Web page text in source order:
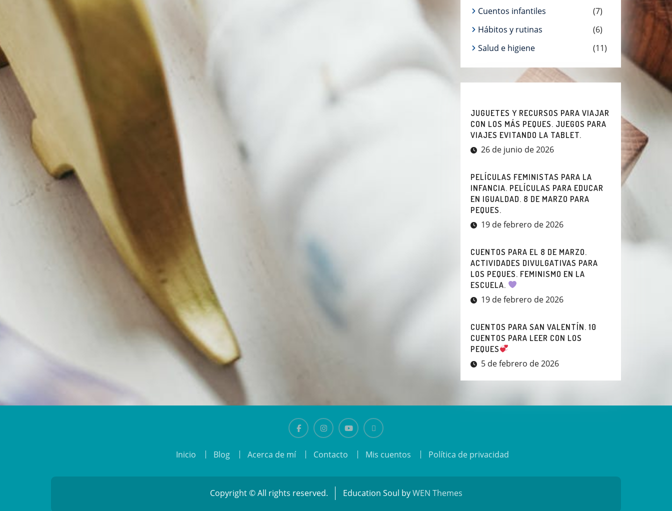
Cuentos infantiles
(7)
Hábitos y rutinas
(6)
Salud e higiene
(11)
JUGUETES Y RECURSOS PARA VIAJAR
CON LOS MÁS PEQUES. JUEGOS PARA
VIAJES EVITANDO LA TABLET.
26 de junio de 2026
PELÍCULAS FEMINISTAS PARA LA
INFANCIA. PELÍCULAS PARA EDUCAR
EN IGUALDAD. 8 DE MARZO PARA
PEQUES.
19 de febrero de 2026
CUENTOS PARA EL 8 DE MARZO.
ACTIVIDADES DIVULGATIVAS PARA
LOS PEQUES. FEMINISMO EN LA
ESCUELA.
19 de febrero de 2026
CUENTOS PARA SAN VALENTÍN. 10
CUENTOS PARA LEER CON LOS
PEQUES
5 de febrero de 2026
gusanito
Inicio Blog Acerca de mí Contacto Mis cuentos Política de privacidad
Copyright © All rights reserved. Education Soul byWEN Themes